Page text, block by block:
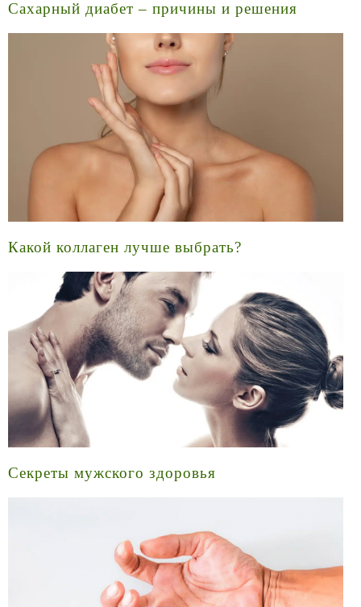
Сахарный диабет – причины и решения
Какой коллаген лучше выбрать?
Секреты мужского здоровья